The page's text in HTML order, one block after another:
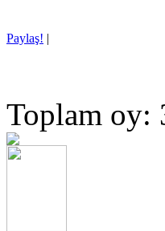
Paylaş! |
Toplam oy: